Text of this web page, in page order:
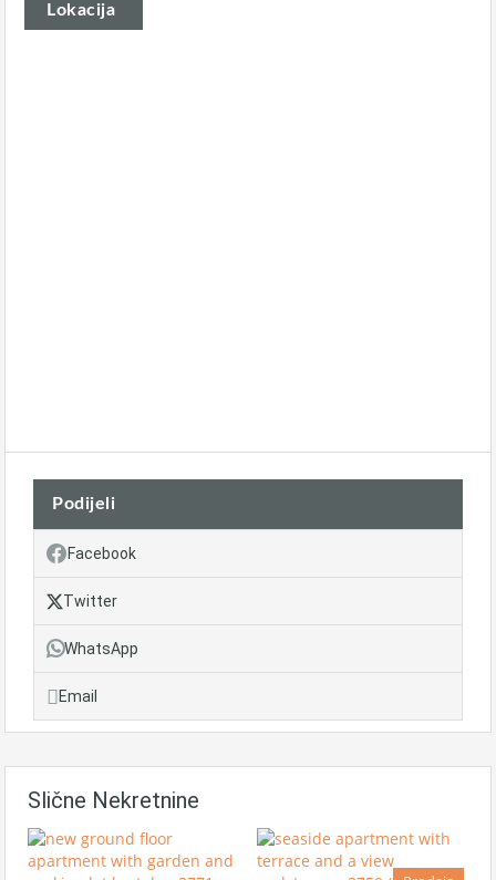
Lokacija
Podijeli
Facebook
Twitter
WhatsApp
Email
Slične Nekretnine